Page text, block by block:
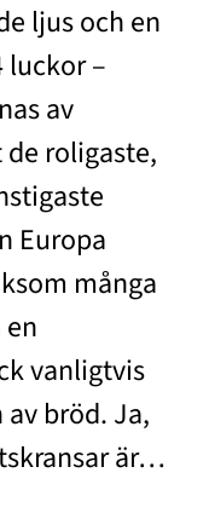
ljus och en
luckor –
av
roligaste,
Europa
många
vanligtvis
bröd. Ja,
är…